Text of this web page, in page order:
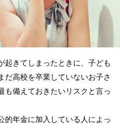
起きてしまったときに、子ども
だ高校を卒業していないお子さ
も備えておきたいリスクと言っ
的年金に加入している人によっ